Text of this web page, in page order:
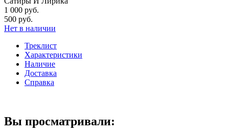
1 000 руб.
500 руб.
Нет в наличии
Треклист
Характеристики
Наличие
Доставка
Справка
Вы просматривали: